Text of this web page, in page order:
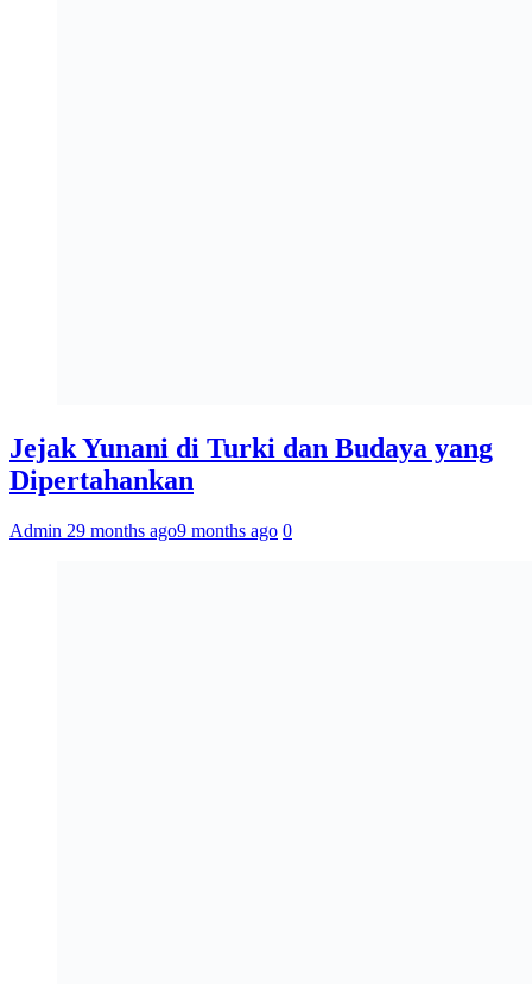
Jejak Yunani di Turki dan Budaya yang
Dipertahankan
Admin 29 months ago9 months ago 0